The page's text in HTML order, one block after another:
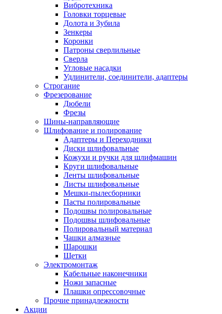
Вибротехника
Головки торцевые
Долота и Зубила
Зенкеры
Коронки
Патроны сверлильные
Сверла
Угловые насадки
Удлинители, соединители, адаптеры
Строгание
Фрезерование
Дюбели
Фрезы
Шины-направляющие
Шлифование и полирование
Адаптеры и Переходники
Диски шлифовальные
Кожухи и ручки для шлифмашин
Круги шлифовальные
Ленты шлифовальные
Листы шлифовальные
Мешки-пылесборники
Пасты полировальные
Подошвы полировальные
Подошвы шлифовальные
Полировальный материал
Чашки алмазные
Шарошки
Щетки
Электромонтаж
Кабельные наконечники
Ножи запасные
Плашки опрессовочные
Прочие принадлежности
Акции